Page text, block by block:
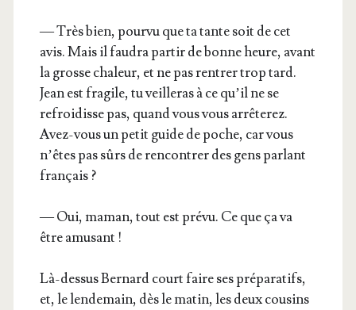
— Très bien, pour­vu que ta tante soit de cet
avis. Mais il fau­dra par­tir de bonne heure, avant
la grosse cha­leur, et ne pas ren­trer trop tard.
Jean est fra­gile, tu veille­ras à ce qu’il ne se
refroi­disse pas, quand vous vous arrê­te­rez.
Avez-vous un petit guide de poche, car vous
n’êtes pas sûrs de ren­con­trer des gens par­lant
français ?
— Oui, maman, tout est pré­vu. Ce que ça va
être amusant !
Là-des­sus Ber­nard court faire ses pré­pa­ra­tifs,
et, le len­de­main, dès le matin, les deux cou­sins